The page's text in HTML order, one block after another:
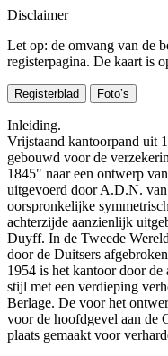
Disclaimer
Let op: de omvang van de
registerpagina. De kaart is
Registerblad Foto’s
Inleiding.
Vrijstaand kantoorpand uit
gebouwd voor de
1845" naar een ontwerp
uitgevoerd door A.D.N.
oorspronkelijke
achterzijde aanzienlijk
Duyff. In de Tweede
door de Duitsers
1954 is het kantoor door
stijl met een verdieping
Berlage. De voor het
voor de hoofdgevel aan de
plaats gemaakt voor